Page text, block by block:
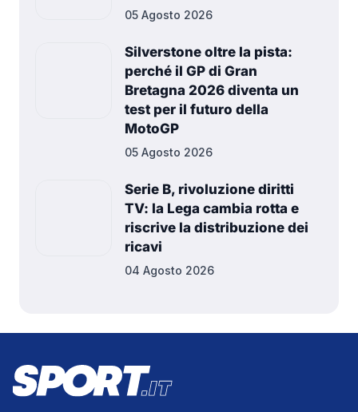
05 Agosto 2026
Silverstone oltre la pista:
perché il GP di Gran
Bretagna 2026 diventa un
test per il futuro della
MotoGP
05 Agosto 2026
Serie B, rivoluzione diritti
TV: la Lega cambia rotta e
riscrive la distribuzione dei
ricavi
04 Agosto 2026